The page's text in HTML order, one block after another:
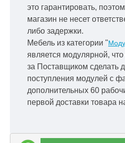
это гарантировать,
магазин не несет
либо задержки.
Мебель из категории "
является модулярной,
за Поставщиком сделать
поступления модулей с
дополнительных 60
первой доставки товара